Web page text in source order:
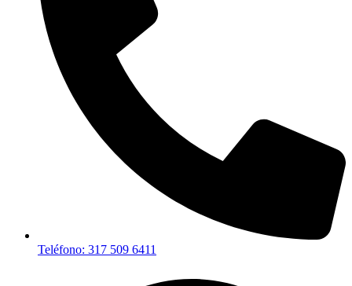
Teléfono: 317 509 6411